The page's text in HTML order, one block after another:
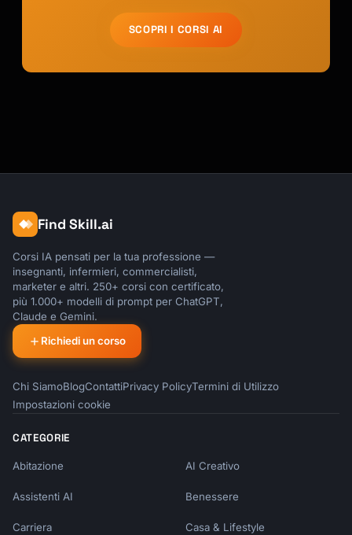
SCOPRI I CORSI AI
Find Skill.ai
Corsi IA pensati per la tua professione —
insegnanti, infermieri, commercialisti,
marketer e altri. 250+ corsi con certificato,
più 1.000+ modelli di prompt per ChatGPT,
Claude e Gemini.
Richiedi un corso
Chi SiamoBlogContattiPrivacy PolicyTermini di Utilizzo
Impostazioni cookie
CATEGORIE
Abitazione AI Creativo
Assistenti AI Benessere
Carriera Casa & Lifestyle